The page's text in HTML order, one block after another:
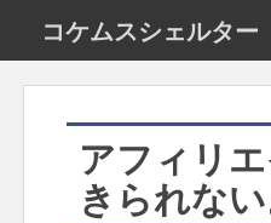
k
コケムスシェルター
アフィリ
きられない